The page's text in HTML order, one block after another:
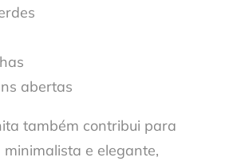
abertas
também contribui para
minimalista e elegante,